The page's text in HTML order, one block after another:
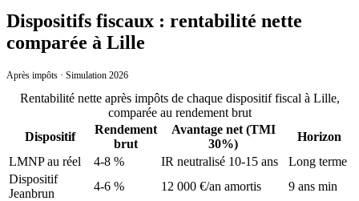
Dispositifs fiscaux : rentabilité nette
comparée à Lille
Après impôts · Simulation 2026
Rentabilité nette après impôts de chaque dispositif fiscal à Lille,
comparée au rendement brut
Dispositif
Rendement
brut
Avantage net (TMI
30%)
Horizon
LMNP au réel
4-8 % IR neutralisé 10-15 ans
Long terme
Dispositif
Jeanbrun
4-6 % 12 000 €/an amortis 9 ans min